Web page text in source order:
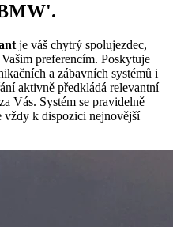
je váš chytrý spolujezdec,
preferencím. Poskytuje
a zábavních systémů i
aktivně předkládá relevantní
Vás. Systém se pravidelně
vždy k dispozici nejnovější